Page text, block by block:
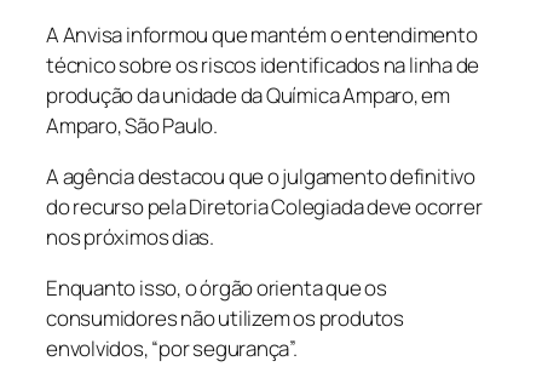
A Anvisa informou que mantém o entendimento
técnico sobre os riscos identificados na linha de
produção da unidade da Química Amparo, em
Amparo, São Paulo.
A agência destacou que o julgamento definitivo
do recurso pela Diretoria Colegiada deve ocorrer
nos próximos dias.
Enquanto isso, o órgão orienta que os
consumidores não utilizem os produtos
envolvidos, “por segurança”.